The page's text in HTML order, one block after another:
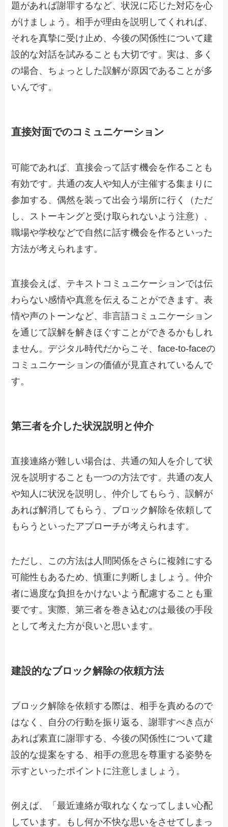
題があれば謝罪するなど、状況に応じた対応を心
がけましょう。相手が理由を説明してくれれば、
それを真摯に受け止め、今後の関係性について建
設的な対話を試みることも大切です。実は、多く
の場合、ちょっとした誤解が原因であることが多
いんです。
直接対面でのコミュニケーション
可能であれば、直接会って話す機会を作ることも
有効です。共通の友人や知人が主催する集まりに
参加する、偶然を装って出会う場所に行く（ただ
し、ストーキングと受け取られないよう注意）、
職場や学校などで自然に話す機会を作るといった
方法が考えられます。
直接会えば、テキストコミュニケーションでは伝
わらない感情や真意を伝えることができます。表
情や声のトーンなど、非言語コミュニケーション
を通じて誤解を解きほぐすことができるかもしれ
ません。デジタル時代だからこそ、face-to-faceの
コミュニケーションの価値が見直されているんで
す。
第三者を介した状況説明と仲介
直接連絡が難しい場合は、共通の知人を介して状
況を説明することも一つの方法です。共通の友人
や知人に状況を説明し、仲介してもらう、誤解が
あれば解消してもらう、ブロック解除を依頼して
もらうといったアプローチが考えられます。
ただし、この方法は人間関係をさらに複雑にする
可能性もあるため、慎重に判断しましょう。仲介
者に過度な負担をかけないよう配慮することも重
要です。実際、第三者を巻き込むのは最後の手段
として考えた方が良いと思います。
建設的なブロック解除の依頼方法
ブロック解除を依頼する際は、相手を責めるので
はなく、自分の行動を振り返る、謝罪すべき点が
あれば素直に謝罪する、今後の関係性について建
設的な提案をする、相手の意思を尊重する姿勢を
示すといったポイントに注意しましょう。
例えば、「最近連絡が取れなくなってしまい心配
しています。もし何か不快な思いをさせてしまっ